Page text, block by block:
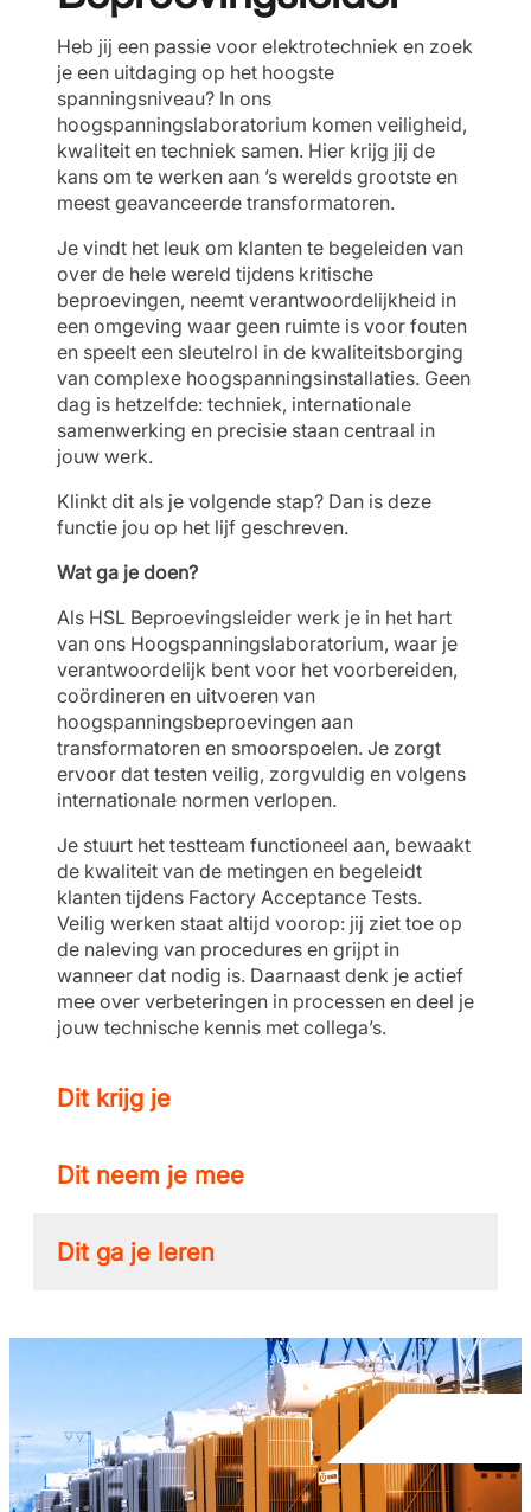
Heb jij een passie voor elektrotechniek en zoek
je een uitdaging op het hoogste
spanningsniveau? In ons
hoogspanningslaboratorium komen veiligheid,
kwaliteit en techniek samen. Hier krijg jij de
kans om te werken aan ’s werelds grootste en
meest geavanceerde transformatoren.
Je vindt het leuk om klanten te begeleiden van
over de hele wereld tijdens kritische
beproevingen, neemt verantwoordelijkheid in
een omgeving waar geen ruimte is voor fouten
en speelt een sleutelrol in de kwaliteitsborging
van complexe hoogspanningsinstallaties. Geen
dag is hetzelfde: techniek, internationale
samenwerking en precisie staan centraal in
jouw werk.
Klinkt dit als je volgende stap? Dan is deze
functie jou op het lijf geschreven.
Wat ga je doen?
Als HSL Beproevingsleider werk je in het hart
van ons Hoogspanningslaboratorium, waar je
verantwoordelijk bent voor het voorbereiden,
coördineren en uitvoeren van
hoogspanningsbeproevingen aan
transformatoren en smoorspoelen. Je zorgt
ervoor dat testen veilig, zorgvuldig en volgens
internationale normen verlopen.
Je stuurt het testteam functioneel aan, bewaakt
de kwaliteit van de metingen en begeleidt
klanten tijdens Factory Acceptance Tests.
Veilig werken staat altijd voorop: jij ziet toe op
de naleving van procedures en grijpt in
wanneer dat nodig is. Daarnaast denk je actief
mee over verbeteringen in processen en deel je
jouw technische kennis met collega’s.
Dit krijg je
Dit neem je mee
Dit ga je leren